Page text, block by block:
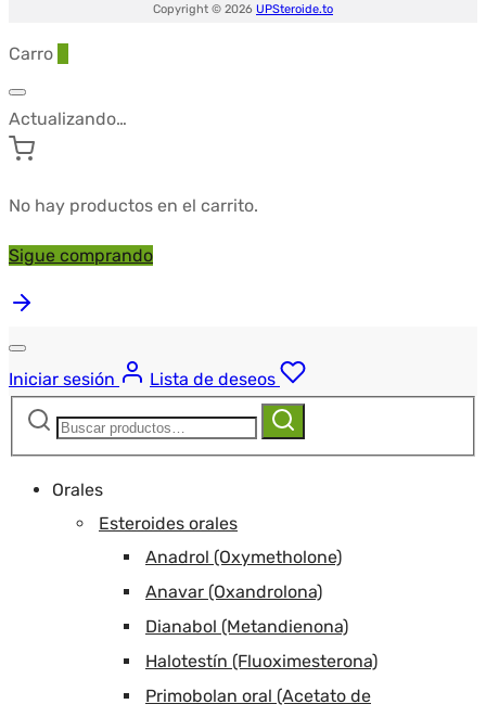
Copyright © 2026 UPSteroide.to
Carro
Actualizando…
No hay productos en el carrito.
Sigue comprando
Iniciar sesión
Lista de deseos
Buscar:
Buscar
Orales
Esteroides orales
Anadrol (Oxymetholone)
Anavar (Oxandrolona)
Dianabol (Metandienona)
Halotestín (Fluoximesterona)
Primobolan oral (Acetato de